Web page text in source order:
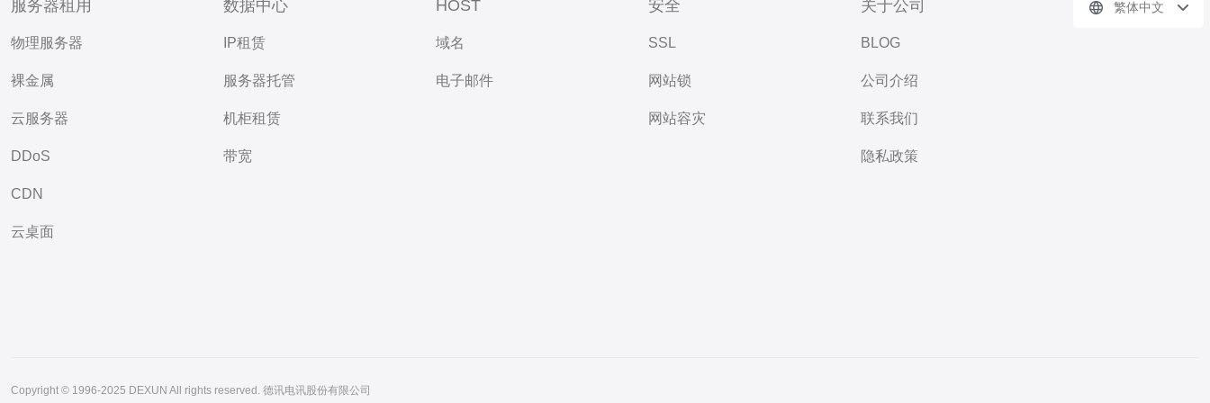
服务器租用
物理服务器
裸金属
云服务器
DDoS
CDN
云桌面
数据中心
IP租赁
服务器托管
机柜租赁
带宽
HOST
域名
电子邮件
安全
SSL
网站锁
网站容灾
关于公司
BLOG
公司介绍
联系我们
隐私政策
繁体中文
Copyright © 1996-2025 DEXUN All rights reserved. 德讯电讯股份有限公司